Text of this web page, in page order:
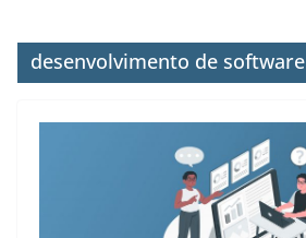
desenvolvimento de software